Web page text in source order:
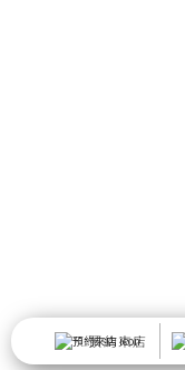
預約來店